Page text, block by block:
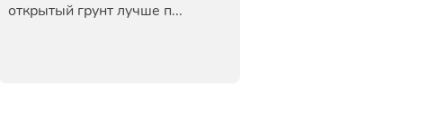
открытый грунт лучше п...